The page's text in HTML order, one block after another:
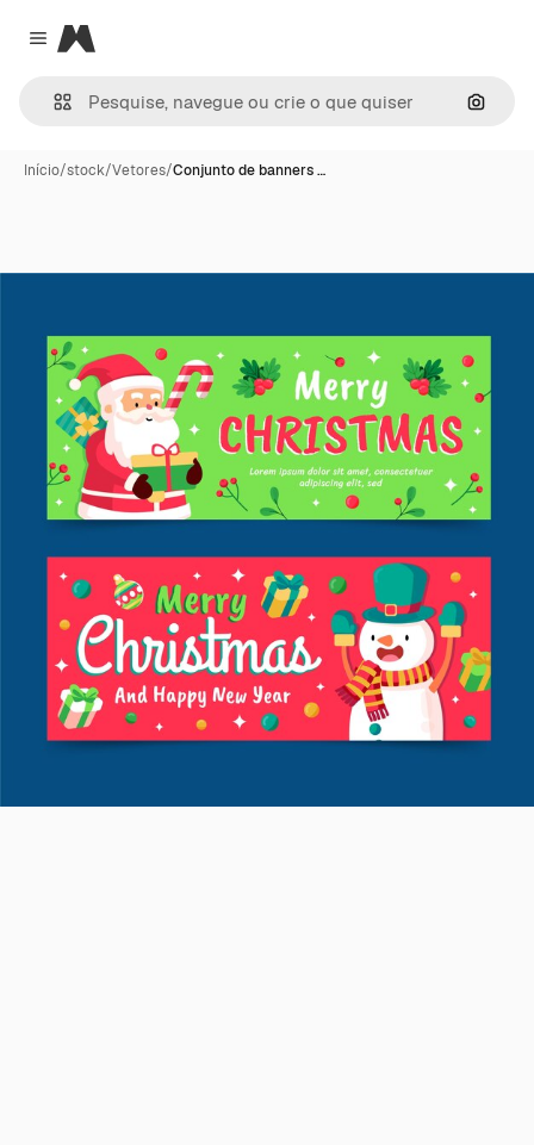
Close menu
Magnific
Início/stock/Vetores/Conjunto de banners …